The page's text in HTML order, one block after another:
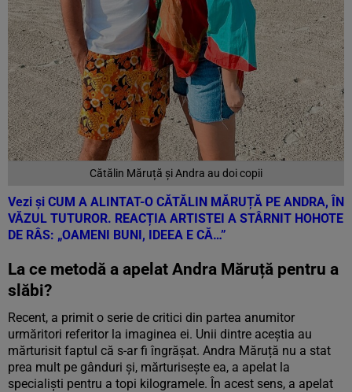
Cătălin Măruță și Andra au doi copii
Vezi și CUM A ALINTAT-O CĂTĂLIN MĂRUȚĂ PE ANDRA, ÎN
VĂZUL TUTUROR. REACȚIA ARTISTEI A STÂRNIT HOHOTE
DE RÂS: „OAMENI BUNI, IDEEA E CĂ…”
La ce metodă a apelat Andra Măruță pentru a
slăbi?
Recent, a primit o serie de critici din partea anumitor
urmăritori referitor la imaginea ei. Unii dintre aceștia au
mărturisit faptul că s-ar fi îngrășat. Andra Măruță nu a stat
prea mult pe gânduri și, mărturisește ea, a apelat la
specialiști pentru a topi kilogramele. În acest sens, a apelat